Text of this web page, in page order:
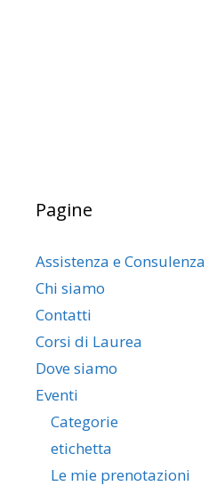
Pagine
Assistenza e Consulenza
Chi siamo
Contatti
Corsi di Laurea
Dove siamo
Eventi
Categorie
etichetta
Le mie prenotazioni